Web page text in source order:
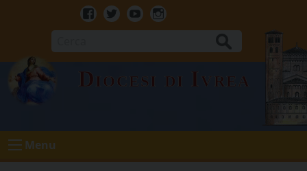
Facebook
TwitterYoutubeInstagram
Diocesi di Ivrea
Menu